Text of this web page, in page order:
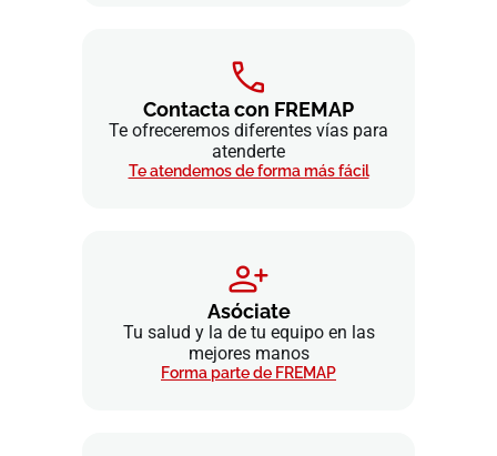
Contacta con FREMAP
Te ofreceremos diferentes vías para
atenderte
Te atendemos de forma más fácil
Asóciate
Tu salud y la de tu equipo en las
mejores manos
Forma parte de FREMAP